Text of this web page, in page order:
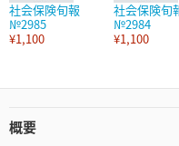
社会保険旬報
№2985
¥1,100
社会保険旬
№2984
¥1,100
概要